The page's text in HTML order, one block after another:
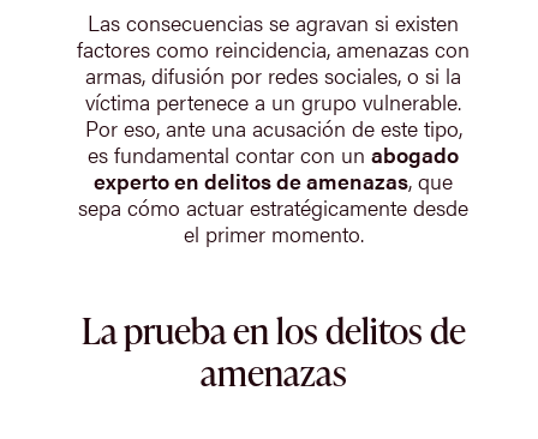
Las consecuencias se agravan si existen
factores como reincidencia, amenazas con
armas, difusión por redes sociales, o si la
víctima pertenece a un grupo vulnerable.
Por eso, ante una acusación de este tipo,
es fundamental contar con unabogado
experto en delitos de amenazas, que
sepa cómo actuar estratégicamente desde
el primer momento.
La prueba en los delitos de
amenazas